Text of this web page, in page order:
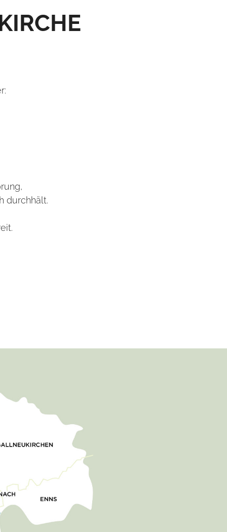
durchhält.